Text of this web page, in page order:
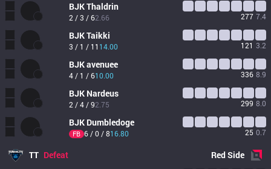
BJKThaldrin
2 / 3 / 62.66 277 7.4
BJKTaikki
3 / 1 / 11 14.00 121 3.2
BJKavenuee
4 / 1 / 610.00 336 8.9
BJK Nardeus
2 / 4 / 92.75 299 8.0
BJK Dumbledoge
FB 6 / 0 / 816.80 25 0.7
TT Defeat RedSide